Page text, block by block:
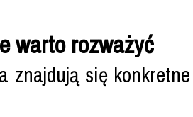
warto rozważyć
znajdują się